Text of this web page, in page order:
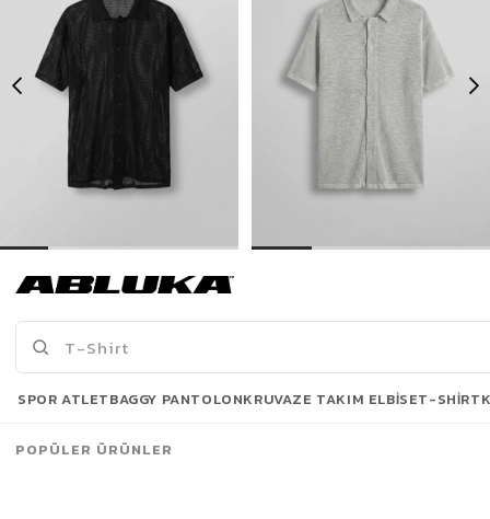
399,00 TL
739,90 TL
Son Bakılanlar
SPOR ATLETBAGGY PANTOLONKRUVAZE TAKIM ELBISET-SHIRT
POPÜLER ÜRÜNLER